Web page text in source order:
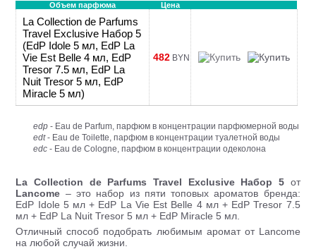
Объем парфюма Цена
La Collection de Parfums
Travel Exclusive Набор 5
(EdP Idole 5 мл, EdP La
Vie Est Belle 4 мл, EdP
Tresor 7.5 мл, EdP La
Nuit Tresor 5 мл, EdP
Miracle 5 мл)
482 BYN
edp - Eau de Parfum, парфюм в концентрации парфюмерной воды
edt- Eau de Toilette, парфюм в концентрации туалетной воды
edc - Eau de Cologne, парфюм в концентрации одеколона
La Collection de Parfums Travel Exclusive Набор 5от
Lancome – это набор из пяти топовых ароматов бренда:
EdP Idole 5 мл + EdP La Vie Est Belle 4 мл + EdP Tresor 7.5
мл + EdP La Nuit Tresor 5 мл + EdP Miracle 5 мл.
Отличный способ подобрать любимым аромат от Lancome
на любой случай жизни.